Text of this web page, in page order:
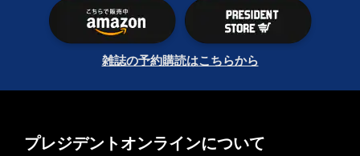
雑誌の予約購読はこちらから
プレジデントオンラインについて